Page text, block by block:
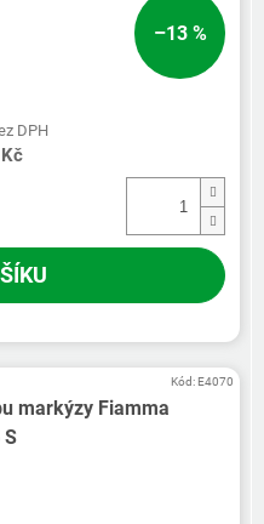
–13 %
DPH
markýzy Fiamma
S
Kód:E4070